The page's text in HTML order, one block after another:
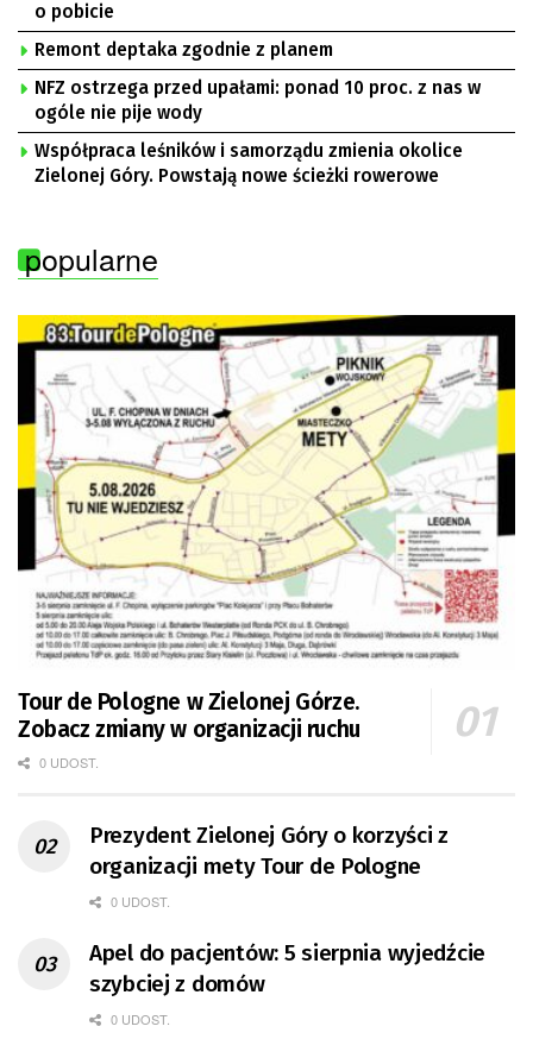
o pobicie
Remont deptaka zgodnie z planem
NFZ ostrzega przed upałami: ponad 10 proc. z nas w
ogóle nie pije wody
Współpraca leśników i samorządu zmienia okolice
Zielonej Góry. Powstają nowe ścieżki rowerowe
popularne
Tour de Pologne w Zielonej Górze.
Zobacz zmiany w organizacji ruchu
0 UDOST.
Prezydent Zielonej Góry o korzyści z
organizacji mety Tour de Pologne
0 UDOST.
Apel do pacjentów: 5 sierpnia wyjedźcie
szybciej z domów
0 UDOST.